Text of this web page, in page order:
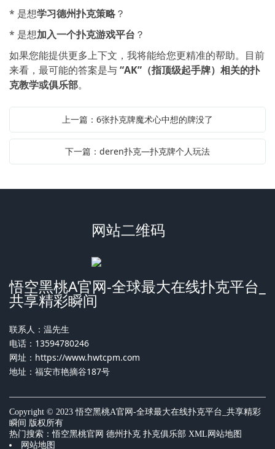
* 是想学习德州扑克策略？
* 是想加入一个扑克游戏平台 ？
如果您能提供更多上下文，我将能给您更精准的帮助。目前
来看，最可能的答案是与“AK”（指顶级起手牌）相关的扑
克教学或俱乐部。
上一篇：6张扑克牌魔术心中想的牌没了
下一篇：deren扑克—扑克牌个人玩法
网站二维码
悟空黑桃A官网-全球最大在线扑克平台_
共享精彩瞬间
联系人：温先生
电话：13594780246
网址： https://www.hwtcpm.com
地址：福安市艳摘谷187号
Copyright © 2023 悟空黑桃A官网-全球最大在线扑克平台_共享精彩
瞬间 版权所有
热门搜索：悟空黑桃官网 德州扑克 扑克俱乐部 XML网站地图
网站地图